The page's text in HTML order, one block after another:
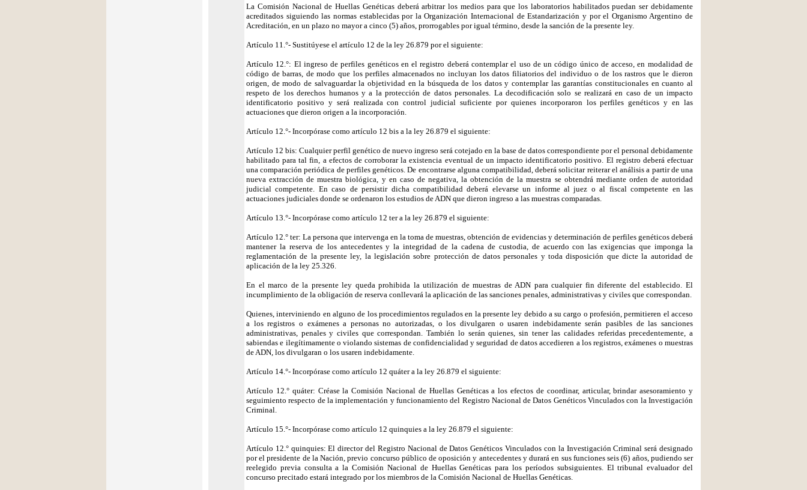
La Comisión Nacional de Huellas Genéticas deberá arbitrar los medios para que los laboratorios habilitados puedan ser debidamente
acreditados siguiendo las normas establecidas por la Organización Internacional de Estandarización y por el Organismo Argentino de
Acreditación, en un plazo no mayor a cinco (5) años, prorrogables por igual término, desde la sanción de la presente ley.
Artículo 11.°- Sustitúyese el artículo 12 de la ley 26.879 por el siguiente:
Artículo 12.°: El ingreso de perfiles genéticos en el registro deberá contemplar el uso de un código único de acceso, en modalidad de
código de barras, de modo que los perfiles almacenados no incluyan los datos filiatorios del individuo o de los rastros que le dieron
origen, de modo de salvaguardar la objetividad en la búsqueda de los datos y contemplar las garantías constitucionales en cuanto al
respeto de los derechos humanos y a la protección de datos personales. La decodificación solo se realizará en caso de un impacto
identificatorio positivo y será realizada con control judicial suficiente por quienes incorporaron los perfiles genéticos y en las
actuaciones que dieron origen a la incorporación.
Artículo 12.°- Incorpórase como artículo 12 bis a la ley 26.879 el siguiente:
Artículo 12 bis: Cualquier perfil genético de nuevo ingreso será cotejado en la base de datos correspondiente por el personal debidamente
habilitado para tal fin, a efectos de corroborar la existencia eventual de un impacto identificatorio positivo. El registro deberá efectuar
una comparación periódica de perfiles genéticos. De encontrarse alguna compatibilidad, deberá solicitar reiterar el análisis a partir de una
nueva extracción de muestra biológica, y en caso de negativa, la obtención de la muestra se obtendrá mediante orden de autoridad
judicial competente. En caso de persistir dicha compatibilidad deberá elevarse un informe al juez o al fiscal competente en las
actuaciones judiciales donde se ordenaron los estudios de ADN que dieron ingreso a las muestras comparadas.
Artículo 13.°- Incorpórase como artículo 12 ter a la ley 26.879 el siguiente:
Artículo 12.° ter: La persona que intervenga en la toma de muestras, obtención de evidencias y determinación de perfiles genéticos deberá
mantener la reserva de los antecedentes y la integridad de la cadena de custodia, de acuerdo con las exigencias que imponga la
reglamentación de la presente ley, la legislación sobre protección de datos personales y toda disposición que dicte la autoridad de
aplicación de la ley 25.326.
En el marco de la presente ley queda prohibida la utilización de muestras de ADN para cualquier fin diferente del establecido. El
incumplimiento de la obligación de reserva conllevará la aplicación de las sanciones penales, administrativas y civiles que correspondan.
Quienes, interviniendo en alguno de los procedimientos regulados en la presente ley debido a su cargo o profesión, permitieren el acceso
a los registros o exámenes a personas no autorizadas, o los divulgaren o usaren indebidamente serán pasibles de las sanciones
administrativas, penales y civiles que correspondan. También lo serán quienes, sin tener las calidades referidas precedentemente, a
sabiendas e ilegítimamente o violando sistemas de confidencialidad y seguridad de datos accedieren a los registros, exámenes o muestras
de ADN, los divulgaran o los usaren indebidamente.
Artículo 14.°- Incorpórase como artículo 12 quáter a la ley 26.879 el siguiente:
Artículo 12.° quáter: Créase la Comisión Nacional de Huellas Genéticas a los efectos de coordinar, articular, brindar asesoramiento y
seguimiento respecto de la implementación y funcionamiento del Registro Nacional de Datos Genéticos Vinculados con la Investigación
Criminal.
Artículo 15.°- Incorpórase como artículo 12 quinquies a la ley 26.879 el siguiente:
Artículo 12.° quinquies: El director del Registro Nacional de Datos Genéticos Vinculados con la Investigación Criminal será designado
por el presidente de la Nación, previo concurso público de oposición y antecedentes y durará en sus funciones seis (6) años, pudiendo ser
reelegido previa consulta a la Comisión Nacional de Huellas Genéticas para los períodos subsiguientes. El tribunal evaluador del
concurso precitado estará integrado por los miembros de la Comisión Nacional de Huellas Genéticas.